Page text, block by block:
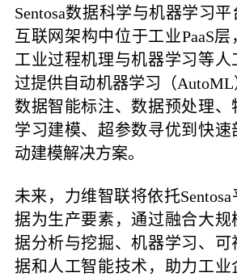
Sentosa数据科学与机器学习
互联网架构中位于工业PaaS
工业过程机理与机器学习等人
过提供自动机器学习（
数据智能标注、数据预处理
学习建模、 超参数寻优到快速
动建模解决方案。
未来，力维智联将依托
据为生产要素，通过融合大规
据分析与挖掘、机器学习、可
据和人工智能技术，助力工业